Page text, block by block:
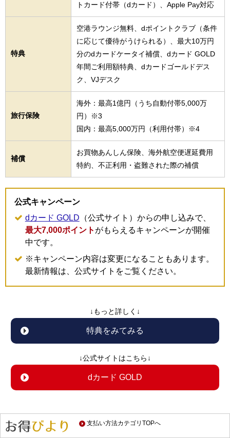
支払い方法カテゴリTOPへ
トカード付帯（dカード）、Apple Pay対応
特典
空港ラウンジ無料、dポイントクラブ（条件
に応じて優待がうけられる）、最大10万円
分のdカードケータイ補償、dカード GOLD
年間ご利用額特典、dカードゴールドデス
ク、VJデスク
旅行保険
海外：最高1億円（うち自動付帯5,000万
円）※3
国内：最高5,000万円（利用付帯）※4
補償
お買物あんしん保険、海外航空便遅延費用
特約、不正利用・盗難された際の補償
公式キャンペーン
dカード GOLD （公式サイト）からの申し込みで、
最大7,000ポイント がもらえるキャンペーンが開催
中です。
※キャンペーン内容は変更になることもあります。
最新情報は、公式サイトをご覧ください。
↓もっと詳しく↓
特典をみてみる
↓公式サイトはこちら↓
dカード GOLD
※1 ahamoを除くドコモケータイ料金及びドコモ光ご利用料金を指します。ご